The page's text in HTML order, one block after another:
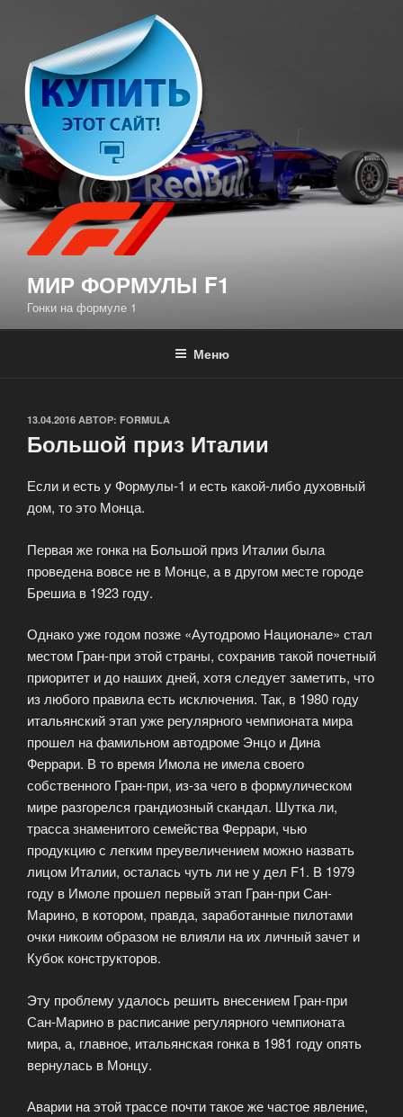
содержимому
МИР ФОРМУЛЫ F1
Гонки на формуле 1
Меню
ОПУБЛИКОВАНО
13.04.2016 АВТОР: FORMULA
Большой приз Италии
Если и есть у Формулы-1 и есть какой-либо духовный
дом, то это Монца.
Первая же гонка на Большой приз Италии была
проведена вовсе не в Монце, а в другом месте городе
Брешиа в 1923 году.
Однако уже годом позже «Аутодромо Национале» стал
местом Гран-при этой страны, сохранив такой почетный
приоритет и до наших дней, хотя следует заметить, что
из любого правила есть исключения. Так, в 1980 году
итальянский этап уже регулярного чемпионата мира
прошел на фамильном автодроме Энцо и Дина
Феррари. В то время Имола не имела своего
собственного Гран-при, из-за чего в формулическом
мире разгорелся грандиозный скандал. Шутка ли,
трасса знаменитого семейства Феррари, чью
продукцию с легким преувеличением можно назвать
лицом Италии, осталась чуть ли не у дел F1. В 1979
году в Имоле прошел первый этап Гран-при Сан-
Марино, в котором, правда, заработанные пилотами
очки никоим образом не влияли на их личный зачет и
Кубок конструкторов.
Эту проблему удалось решить внесением Гран-при
Сан-Марино в расписание регулярного чемпионата
мира, а, главное, итальянская гонка в 1981 году опять
вернулась в Монцу.
Аварии на этой трассе почти такое же частое явление,